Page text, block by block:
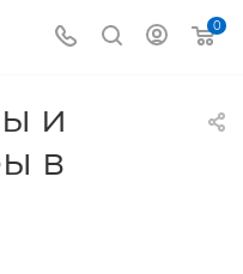
0
и
в